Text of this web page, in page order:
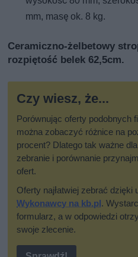
mm, masę ok. 8 kg.
Ceramiczno-żelbetowy
rozpiętość belek 62,5cm.
Czy wiesz, że...
Porównując oferty podobnych
można zobaczyć różnice na
procent? Dlatego tak ważne
zebranie i porównanie
ofert.
Oferty najłatwiej zebrać dzięki
Wykonawcy na kb.pl.
formularz, a w odpowiedzi
swoje zlecenie.